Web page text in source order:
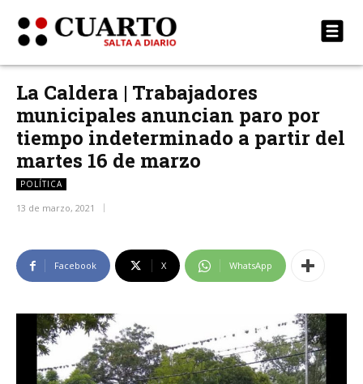
La Caldera | Trabajadores
municipales anuncian paro por
tiempo indeterminado a partir del
martes 16 de marzo
POLÍTICA
13 de marzo, 2021
Facebook X WhatsApp